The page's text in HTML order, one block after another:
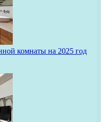
комнаты на 2025 год